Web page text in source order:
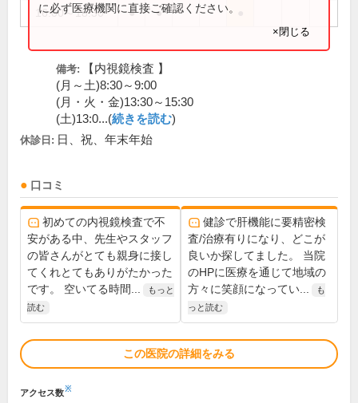
16:00～18:30 ● ●
に必ず医療機関に直接ご確認ください。
×閉じる
備考:
【内視鏡検査 】
(月～土)8:30～9:00
(月・火・金)13:30～15:30
(土)13:0...(続きを読む)
休診日: 日、祝、年末年始
口コミ
初めての内視鏡検査で不
安がある中、先生やスタッフ
の皆さんがとても親身に接し
てくれとてもありがたかった
です。 空いてる時間...
もっと
読む
健診で肝機能に要精密検
査/治療有りになり、どこが
良いか探してました。 当院
のHPに医療を通じて地域の
方々に笑顔になってい...
も
っと読む
この医院の詳細をみる
アクセス数※